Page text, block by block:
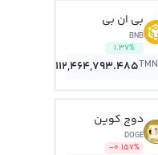
بی ان بی
BNB
1.37%
112,464,793.485TMN
دوج کوین
DOGE
-0.157%